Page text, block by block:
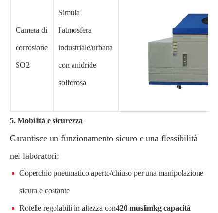
Camera di
corrosione
SO2
Simula
l'atmosfera
industriale/urbana
con anidride
solforosa
5. Mobilità e sicurezza
Garantisce un funzionamento sicuro e una flessibilità
nei laboratori:
Coperchio pneumatico aperto/chiuso per una manipolazione
sicura e costante
Rotelle regolabili in altezza con420 muslimkg capacità